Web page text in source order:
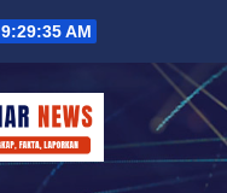
9:29:36 AM